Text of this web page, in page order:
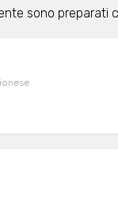
sono preparati